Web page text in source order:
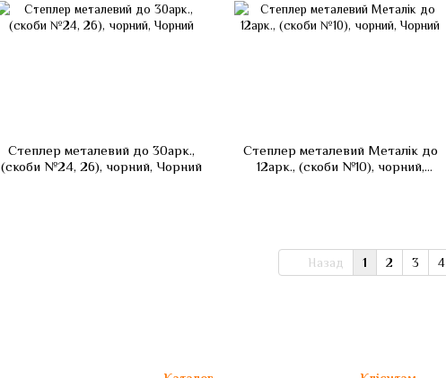
Степлер металевий до 30арк.,
(скоби №24, 26), чорний, Чорний
Степлер металевий Металік до
12арк., (скоби №10), чорний,
Назад 1 2 3 4